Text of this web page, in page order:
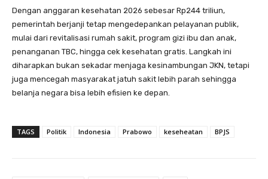
Dengan anggaran kesehatan 2026 sebesar Rp244 triliun,
pemerintah berjanji tetap mengedepankan pelayanan publik,
mulai dari revitalisasi rumah sakit, program gizi ibu dan anak,
penanganan TBC, hingga cek kesehatan gratis. Langkah ini
diharapkan bukan sekadar menjaga kesinambungan JKN, tetapi
juga mencegah masyarakat jatuh sakit lebih parah sehingga
belanja negara bisa lebih efisien ke depan.
TAGS Politik Indonesia Prabowo keseheatan BPJS